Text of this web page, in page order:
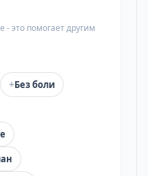
- это помогает другим
+Без боли